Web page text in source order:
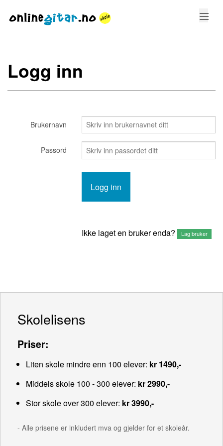
STEMMING
GREP
Logg inn
Brukernavn
Passord
Ikke laget en bruker enda? Lag bruker
Skolelisens
Priser:
Liten skole mindre enn 100 elever: kr 1490,-
Middels skole 100 - 300 elever: kr 2990,-
Stor skole over 300 elever: kr 3990,-
- Alle prisene er inkludert mva og gjelder for et skoleår.